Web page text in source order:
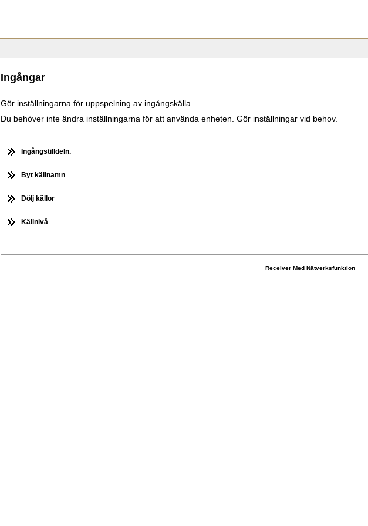
Ingångar
Gör inställningarna för uppspelning av ingångskälla.
Du behöver inte ändra inställningarna för att använda enheten. Gör inställningar vid behov.
Ingångstilldeln.
Byt källnamn
Dölj källor
Källnivå
Receiver Med Nätverksfunktion